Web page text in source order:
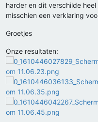
harder en dit verschilde
misschien een verklaring
Groetjes
Onze resultaten: